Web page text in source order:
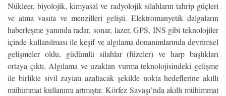
Nükleer, biyolojik, kimyasal ve radyolojik silahların tahrip güçleri
ve atma vasıta ve menzilleri gelişti. Elektromanyetik dalgaların
haberleşme yanında radar, sonar, lazer, GPS, INS gibi teknolojiler
içinde kullanılması ile keşif ve algılama donanımlarında devrimsel
gelişmeler oldu, güdümlü silahlar (füzeler) ve harp başlıkları
ortaya çıktı. Algılama ve uzaktan vurma teknolojisindeki gelişme
ile birlikte sivil zayiatı azaltacak şekilde nokta hedeflerine akıllı
mühimmat kullanımı artmıştır. Körfez Savaşı’nda akıllı mühimmat